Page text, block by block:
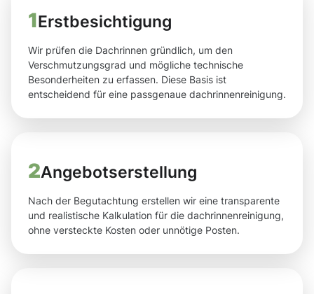
1Erstbesichtigung
Wir prüfen die Dachrinnen gründlich, um den
Verschmutzungsgrad und mögliche technische
Besonderheiten zu erfassen. Diese Basis ist
entscheidend für eine passgenaue dachrinnenreinigung.
2Angebotserstellung
Nach der Begutachtung erstellen wir eine transparente
und realistische Kalkulation für die dachrinnenreinigung,
ohne versteckte Kosten oder unnötige Posten.